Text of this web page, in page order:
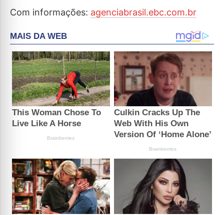
Com informações: agenciabrasil.ebc.com.br